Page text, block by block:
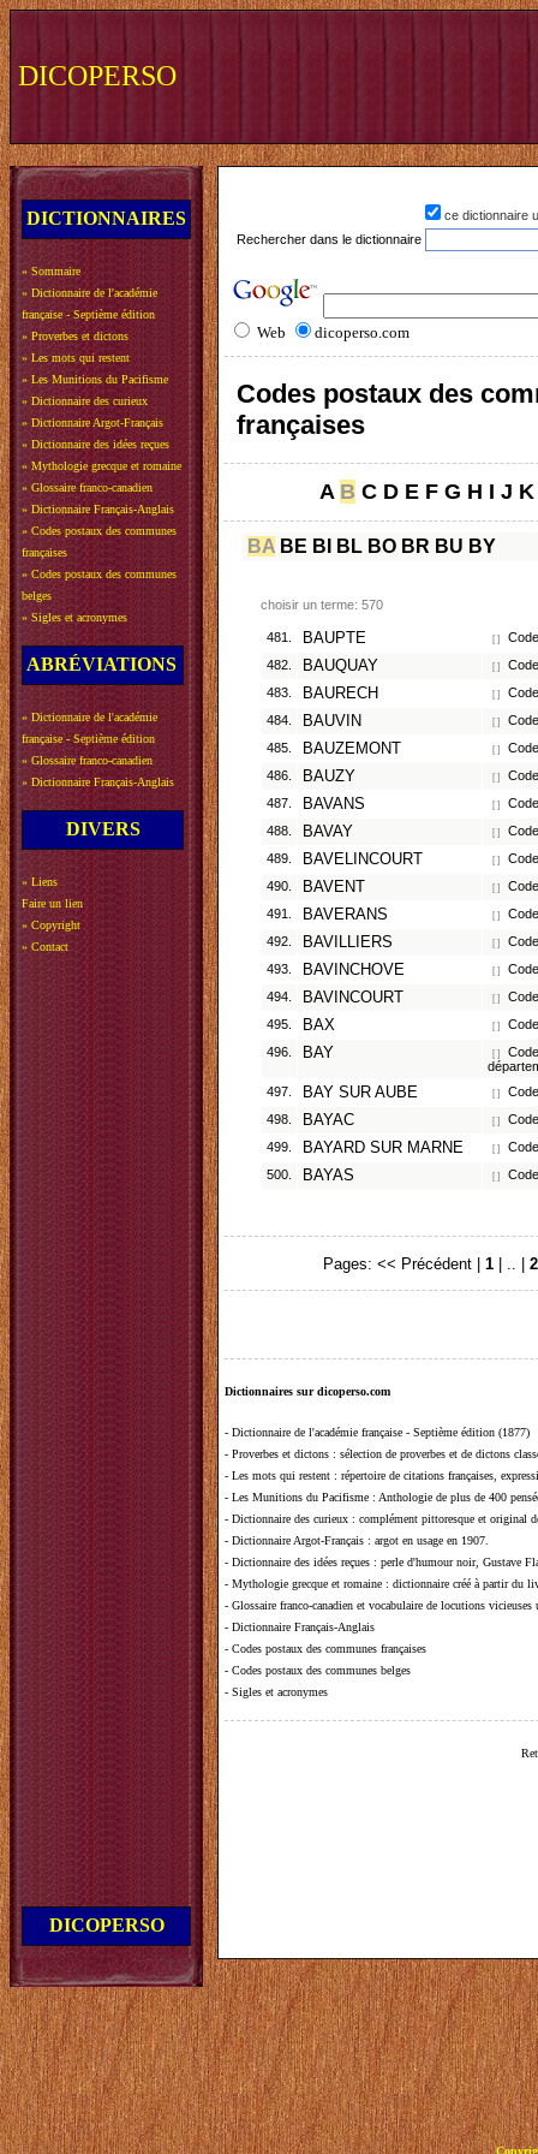
DICOPERSO
DICTIONNAIRES
» Sommaire
» Dictionnaire de l'académie
française - Septième édition
» Proverbes et dictons
» Les mots qui restent
» Les Munitions du Pacifisme
» Dictionnaire des curieux
» Dictionnaire Argot-Français
» Dictionnaire des idées reçues
» Mythologie grecque et romaine
» Glossaire franco-canadien
» Dictionnaire Français-Anglais
» Codes postaux des communes
françaises
» Codes postaux des communes
belges
» Sigles et acronymes
ABRÉVIATIONS
» Dictionnaire de l'académie
française - Septième édition
» Glossaire franco-canadien
» Dictionnaire Français-Anglais
DIVERS
» Liens
Faire un lien
» Copyright
» Contact
DICOPERSO
ce dictionnaire
Rechercher dans le dictionnaire
Web dicoperso.com
Codes postaux des
françaises
A B C D E F G H I J K
BA BE BI BL BO BR BU BY
choisir un terme: 570
481. BAUPTE [ ]
482.
BAUQUAY [ ]
483.
BAURECH [ ]
484.
BAUVIN [ ]
485.
BAUZEMONT [ ]
486.
BAUZY [ ]
487.
BAVANS [ ]
488.
BAVAY [ ]
489.
BAVELINCOURT [ ]
490.
BAVENT [ ]
491.
BAVERANS [ ]
492.
BAVILLIERS [ ]
493.
BAVINCHOVE [ ]
494.
BAVINCOURT [ ]
495.
BAX [ ]
496.
BAY [ ]
497.
BAY SUR AUBE [ ]
498.
BAYAC [ ]
499.
BAYARD SUR MARNE [ ]
500.
BAYAS [ ]
Pages: << Précédent 1 | .. |
Dictionnaires sur dicoperso.com
- Dictionnaire de l'académie française - Septième édition (1877)
- Proverbes et dictons : sélection de proverbes et de dictons
- Les mots qui restent : répertoire de citations françaises,
- Les Munitions du Pacifisme : Anthologie de plus de 400
- Dictionnaire des curieux : complément pittoresque et original
- Dictionnaire Argot-Français : argot en usage en 1907.
- Dictionnaire des idées reçues : perle d'humour noir, Gustave
- Mythologie grecque et romaine : dictionnaire créé à partir du
- Glossaire franco-canadien et vocabulaire de locutions vicieuses
- Dictionnaire Français-Anglais
- Codes postaux des communes françaises
- Codes postaux des communes belges
- Sigles et acronymes